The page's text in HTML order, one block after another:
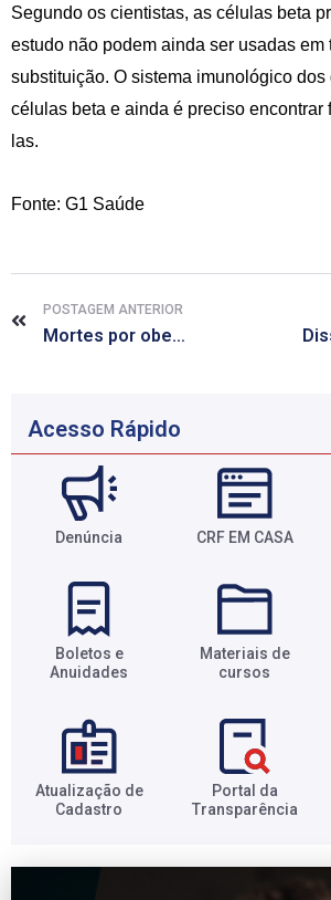
Segundo os cientistas, as células beta
estudo não podem ainda ser usadas em
substituição. O sistema imunológico
células beta e ainda é preciso encontrar
las.
Fonte: G1 Saúde
POSTAGEM ANTERIOR
Mortes por obesidade triplicam no Brasil em dez anos
Acesso Rápido
Denúncia CRF EM CASA
Boletos e
Anuidades​
Materiais de
cursos​
Atualização de
Cadastro​
Portal da
Transparência​